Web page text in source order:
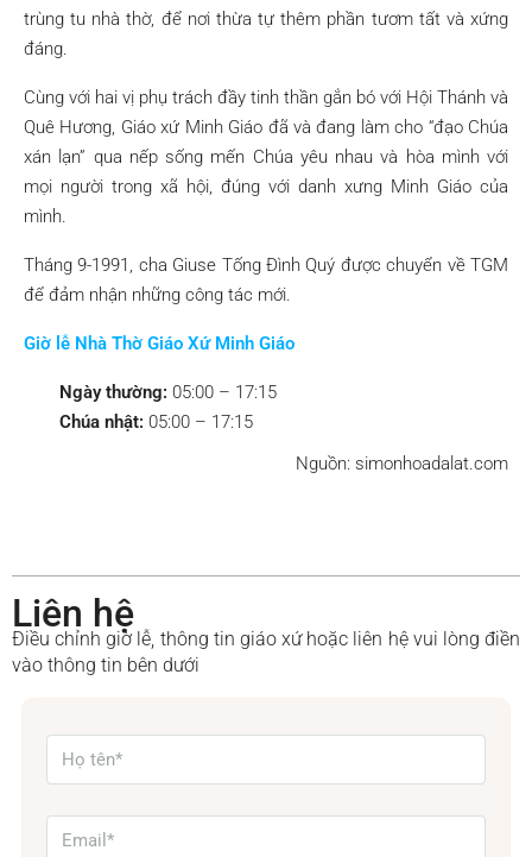
trùng tu nhà thờ, để nơi thừa tự thêm phần tươm tất và xứng
đáng.
Cùng với hai vị phụ trách đầy tinh thần gắn bó với Hội Thánh và
Quê Hương, Giáo xứ Minh Giáo đã và đang làm cho “đạo Chúa
xán lạn” qua nếp sống mến Chúa yêu nhau và hòa mình với
mọi người trong xã hội, đúng với danh xưng Minh Giáo của
mình.
Tháng 9-1991, cha Giuse Tống Ðình Quý được chuyển về TGM
để đảm nhận những công tác mới.
Giờ lễ Nhà Thờ Giáo Xứ Minh Giáo
Ngày thường: 05:00 – 17:15
Chúa nhật: 05:00 – 17:15
Nguồn: simonhoadalat.com
Liên hệ
Điều chỉnh giờ lễ, thông tin giáo xứ hoặc liên hệ vui lòng điền
vào thông tin bên dưới